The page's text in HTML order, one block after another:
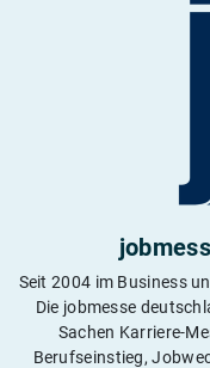
Seit 2004 im Business
Die jobmesse
Sachen Karriere-
Berufseinstieg,